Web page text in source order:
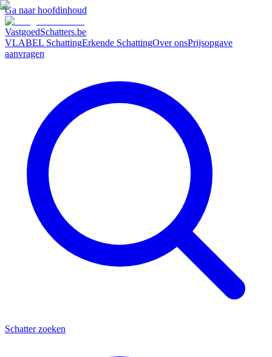
Ga naar hoofdinhoud
VastgoedSchatters.be
VLABEL SchattingErkende SchattingOver onsPrijsopgave
aanvragen
Schatter zoeken